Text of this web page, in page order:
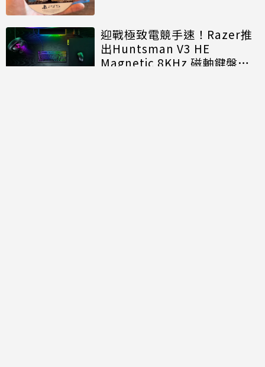
迎戰極致電競手速！Razer推
出Huntsman V3 HE
Magnetic 8KHz 磁軸鍵盤效